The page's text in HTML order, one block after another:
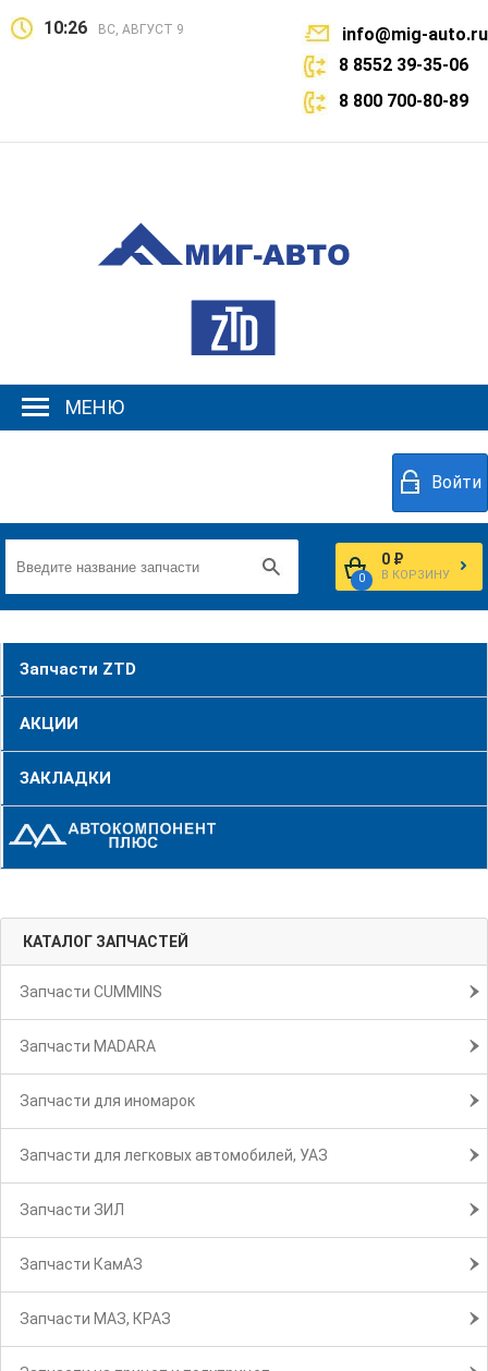
10:26 ВС, АВГУСТ 9
info@mig-auto.ru
8 8552 39-35-06
8 800 700-80-89
МЕНЮ
Войти
0
0 ₽
В КОРЗИНУ
Запчасти ZTD
АКЦИИ
ЗАКЛАДКИ
КАТАЛОГ ЗАПЧАСТЕЙ
Запчасти CUMMINS
Запчасти MADARA
Запчасти для иномарок
Запчасти для легковых автомобилей, УАЗ
Запчасти ЗИЛ
Запчасти КамАЗ
Запчасти МАЗ, КРАЗ